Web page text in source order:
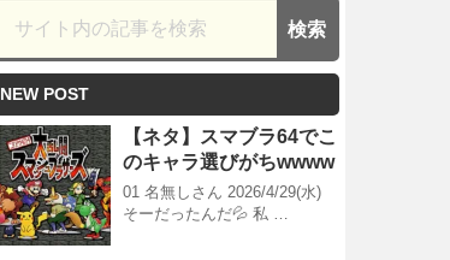
NEW POST
【ネタ】スマブラ64でこ
のキャラ選びがちwwww
01 名無しさん 2026/4/29(水)
そーだったんだ💦 私 …